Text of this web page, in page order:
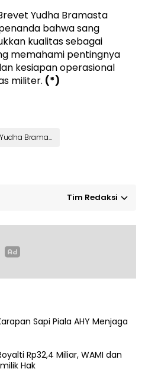
Yudha Bramasta
bahwa sang
kualitas sebagai
memahami pentingnya
kesiapan operasional
militer. (*)
Brevet Yudha Bramasta Wiratama
Tim Redaksi
Sapi Piala AHY Menjaga
Rp32,4 Miliar, WAMI dan
Hak